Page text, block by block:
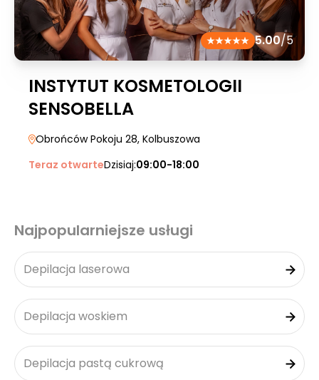
5.00/5
INSTYTUT KOSMETOLOGII
SENSOBELLA
Obrońców Pokoju 28, Kolbuszowa
Teraz otwarteDzisiaj:09:00-18:00
Najpopularniejsze usługi
Depilacja laserowa
Depilacja woskiem
Depilacja pastą cukrową